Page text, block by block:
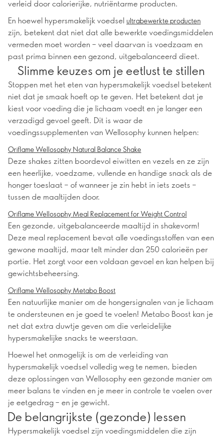
verleid door calorierijke, nutriëntarme producten.
En hoewel hypersmakelijk voedsel ultrabewerkte producten
zijn, betekent dat niet dat alle bewerkte voedingsmiddelen
vermeden moet worden – veel daarvan is voedzaam en
past prima binnen een gezond, uitgebalanceerd dieet.
Slimme keuzes om je eetlust te stillen
Stoppen met het eten van hypersmakelijk voedsel betekent
niet dat je smaak hoeft op te geven. Het betekent dat je
kiest voor voeding die je lichaam voedt en je langer een
verzadigd gevoel geeft. Dit is waar de
voedingssupplementen van Wellosophy kunnen helpen:
Oriflame Wellosophy Natural Balance Shake
Deze shakes zitten boordevol eiwitten en vezels en ze zijn
een heerlijke, voedzame, vullende en handige snack als de
honger toeslaat – of wanneer je zin hebt in iets zoets –
tussen de maaltijden door.
Oriflame Wellosophy Meal Replacement for Weight Control
Een gezonde, uitgebalanceerde maaltijd in shakevorm!
Deze meal replacement bevat alle voedingsstoffen van een
gewone maaltijd, maar telt minder dan 250 calorieën per
portie. Het zorgt voor een voldaan gevoel en kan helpen bij
gewichtsbeheersing.
Oriflame Wellosophy Metabo Boost
Een natuurlijke manier om de hongersignalen van je lichaam
te ondersteunen en je goed te voelen! Metabo Boost kan je
net dat extra duwtje geven om die verleidelijke
hypersmakelijke snacks te weerstaan.
Hoewel het onmogelijk is om de verleiding van
hypersmakelijk voedsel volledig weg te nemen, bieden
deze oplossingen van Wellosophy een gezonde manier om
meer balans te vinden en je meer in controle te voelen over
je eetgedrag – en je gewicht.
De belangrijkste (gezonde) lessen
Hypersmakelijk voedsel zijn voedingsmiddelen die zijn